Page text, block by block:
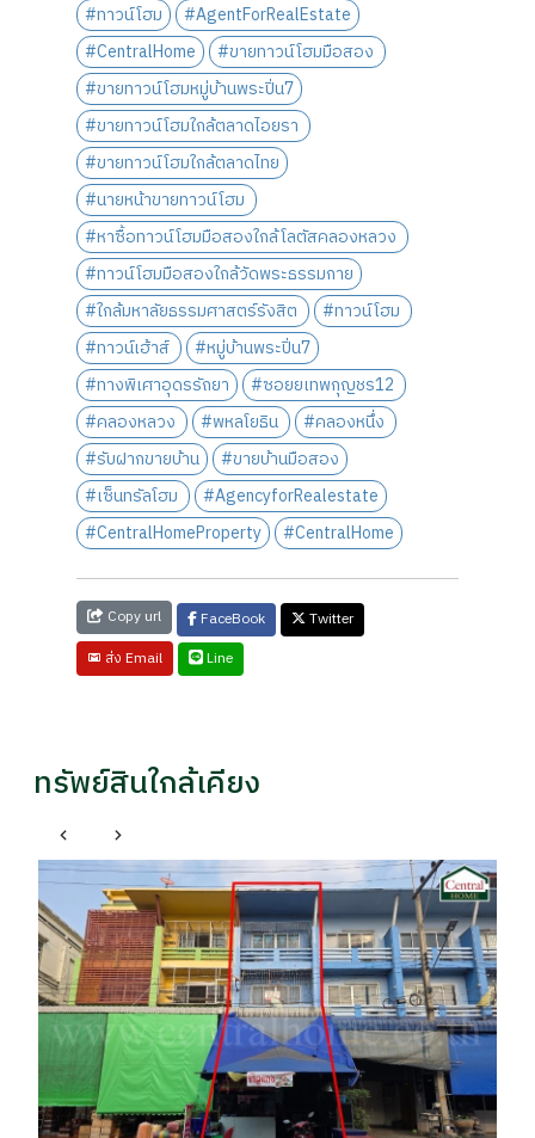
#ทาวน์โฮม
#AgentForRealEstate
#CentralHome
#ขายทาวน์โฮมมือสอง
#ขายทาวน์โฮมหมู่บ้านพระปิ่น7
#ขายทาวน์โฮมใกล้ตลาดไอยรา
#ขายทาวน์โฮมใกล้ตลาดไทย
#นายหน้าขายทาวน์โฮม
#หาซื้อทาวน์โฮมมือสองใกล้โลตัสคลองหลวง
#ทาวน์โฮมมือสองใกล้วัดพระธรรมกาย
#ใกล้​มหาลัยธรรมศาสตร์​รังสิต
#ทาวน์โฮม
#ทาวน์เฮ้าส์
#หมู่บ้านพระปิ่น7
#ทางพิเศาอุดรรัถยา
#ซอยยเทพกุญชร12
#คลองหลวง
#พหลโยธิน
#คลองหนึ่ง
#รับฝากขายบ้าน
#ขายบ้านมือสอง
#เซ็นทรัลโฮม
#AgencyforRealestate
#CentralHomeProperty
#CentralHome
Copy url FaceBook
Twitter
ส่ง Email
Line
ทรัพย์สินใกล้เคียง